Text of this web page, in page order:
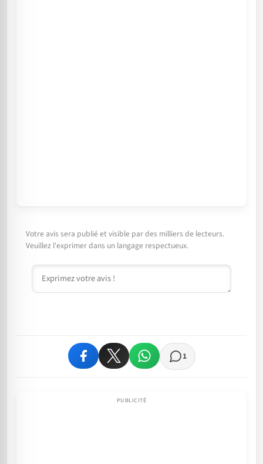
Votre avis sera publié et visible par des milliers de lecteurs.
Veuillez l'exprimer dans un langage respectueux.
Commentaire
1